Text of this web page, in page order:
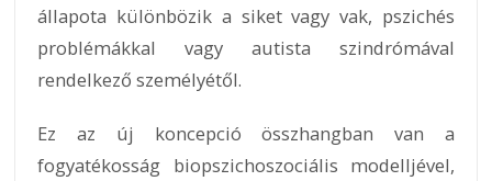
állapota különbözik a siket vagy vak, pszichés
problémákkal vagy autista szindrómával
rendelkező személyétől.
Ez az új koncepció összhangban van a
fogyatékosság biopszichoszociális modelljével,